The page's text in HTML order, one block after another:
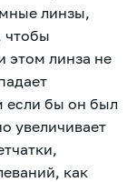
линзы,
чтобы
этом линза не
если бы он был
увеличивает
как